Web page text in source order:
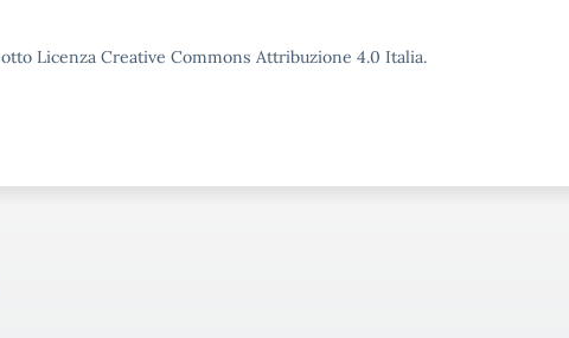
Licenza Creative Commons Attribuzione 4.0 Italia.